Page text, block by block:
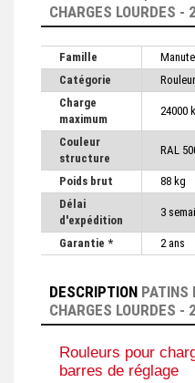
CHARGES LOURDES -
Famille
Catégorie
Charge
maximum
24000
Couleur
structure
RAL
Poids brut
88 kg
Délai
d'expédition
3
Garantie * 2 ans
DESCRIPTION PATINS
CHARGES LOURDES -
Rouleurs pour
barres de réglage